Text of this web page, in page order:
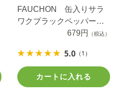
FAUCHON 缶入りサラ
ワクブラックペッパー
（グラインド）679円 （税込）
5.0 （1）
カートに入れる